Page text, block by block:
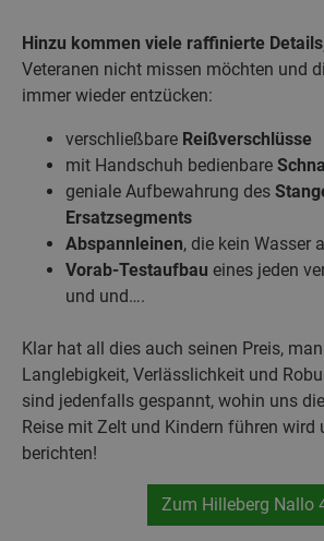
Hinzu kommen viele raffinierte
Veteranen nicht missen möchten und
immer wieder entzücken:
verschließbare Reißverschlüsse
mit Handschuh bedienbare
geniale Aufbewahrung des
Ersatzsegments
Abspannleinen, die kein Wasser
Vorab-Testaufbau eines jeden
und und….
Klar hat all dies auch seinen Preis,
Langlebigkeit, Verlässlichkeit und
sind jedenfalls gespannt, wohin uns
Reise mit Zelt und Kindern führen wird
berichten!
Zum Hilleberg Nallo